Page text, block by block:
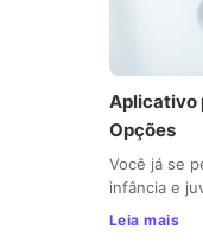
Aplicativo
Opções
Você já se
infância e
Leia mais